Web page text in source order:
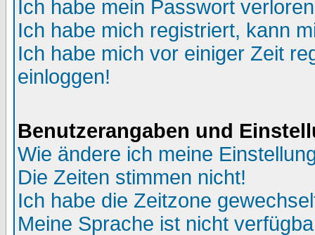
Ich habe mein Passwort
Ich habe mich registriert, kann
Ich habe mich vor einiger Zeit
einloggen!
Benutzerangaben und
Wie ändere ich meine
Die Zeiten stimmen nicht!
Ich habe die Zeitzone
Meine Sprache ist nicht